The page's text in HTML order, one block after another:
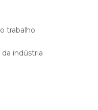
trabalho
da indústria